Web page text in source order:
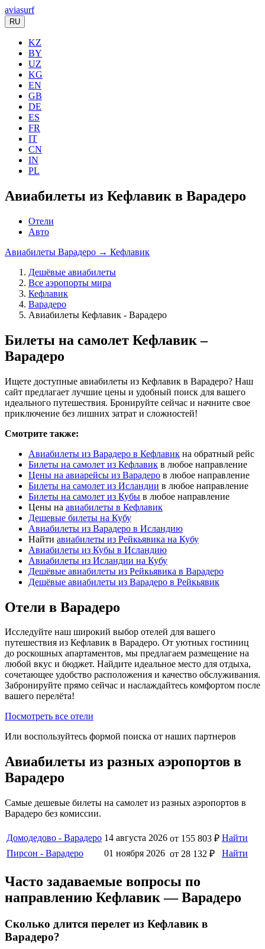
aviasurf
RU
KZ
BY
UZ
KG
EN
GB
DE
ES
FR
IT
CN
IN
PL
Авиабилеты из Кефлавик в Варадеро
Отели
Авто
Авиабилеты Варадеро → Кефлавик
Дешёвые авиабилеты
Все аэропорты мира
Кефлавик
Варадеро
Авиабилеты Кефлавик - Варадеро
Билеты на самолет Кефлавик –
Варадеро
Ищете доступные авиабилеты из Кефлавик в Варадеро? Наш
сайт предлагает лучшие цены и удобный поиск для вашего
идеального путешествия. Бронируйте сейчас и начните свое
приключение без лишних затрат и сложностей!
Смотрите также:
Авиабилеты из Варадеро в Кефлавик на обратный рейс
Билеты на самолет из Кефлавик в любое направление
Цены на авиарейсы из Варадеро в любое направление
Билеты на самолет из Исландии в любое направление
Билеты на самолет из Кубы в любое направление
Цены на авиабилеты в Кефлавик
Дешевые билеты на Кубу
Авиабилеты из Варадеро в Исландию
Найти авиабилеты из Рейкьявика на Кубу
Авиабилеты из Кубы в Исландию
Авиабилеты из Исландии на Кубу
Дешёвые авиабилеты из Рейкьявика в Варадеро
Дешёвые авиабилеты из Варадеро в Рейкьявик
Отели в Варадеро
Исследуйте наш широкий выбор отелей для вашего
путешествия из Кефлавик в Варадеро. От уютных гостиниц
до роскошных апартаментов, мы предлагаем размещение на
любой вкус и бюджет. Найдите идеальное место для отдыха,
сочетающее удобство расположения и качество обслуживания.
Забронируйте прямо сейчас и наслаждайтесь комфортом после
вашего перелёта!
Посмотреть все отели
Или воспользуйтесь формой поиска от наших партнеров
Авиабилеты из разных аэропортов в
Варадеро
Самые дешевые билеты на самолет из разных аэропортов в
Варадеро без комиссии.
Домодедово - Варадеро 14 августа 2026 от 155 803 ₽ Найти
Пирсон - Варадеро
01 ноября 2026 от 28 132 ₽ Найти
Часто задаваемые вопросы по
направлению Кефлавик — Варадеро
Сколько длится перелет из Кефлавик в
Варадеро?